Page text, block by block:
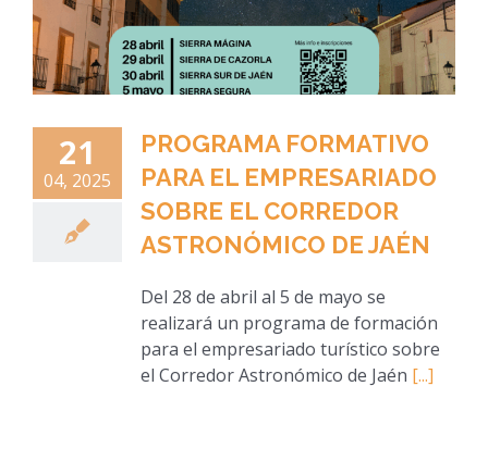
21
04, 2025
PROGRAMA FORMATIVO
PARA EL EMPRESARIADO
SOBRE EL CORREDOR
ASTRONÓMICO DE JAÉN
Del 28 de abril al 5 de mayo se
realizará un programa de formación
para el empresariado turístico sobre
el Corredor Astronómico de Jaén [...]